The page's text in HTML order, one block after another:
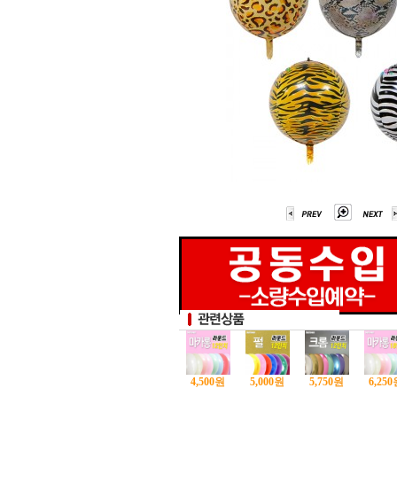
4,500원 5,000원 5,750원 6,250